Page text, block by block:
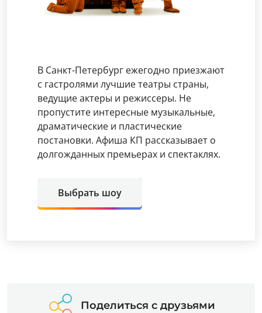
В Санкт-Петербург ежегодно приезжают
с гастролями лучшие театры страны,
ведущие актеры и режиссеры. Не
пропустите интересные музыкальные,
драматические и пластические
постановки. Афиша КП рассказывает о
долгожданных премьерах и спектаклях.
Выбрать шоу
Поделиться с друзьями